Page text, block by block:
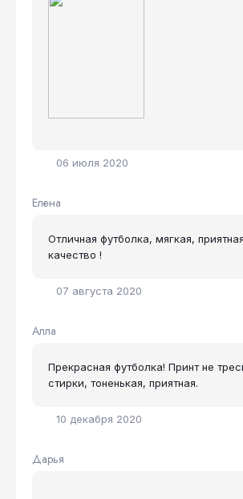
06 июля 2020
Елена
07 августа 2020
Отличная футболка, мягкая,
качество !
Алла
10 декабря 2020
Прекрасная футболка! Принт не
стирки, тоненькая, приятная.
Дарья